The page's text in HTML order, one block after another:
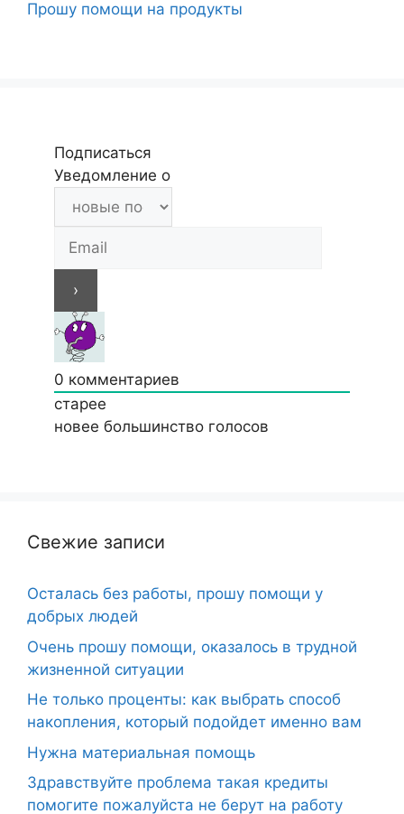
Прошу помощи на продукты
Подписаться
Уведомление о
0 комментариев
старее
новее большинство голосов
Свежие записи
Осталась без работы, прошу помощи у
добрых людей
Очень прошу помощи, оказалось в трудной
жизненной ситуации
Не только проценты: как выбрать способ
накопления, который подойдет именно вам
Нужна материальная помощь
Здравствуйте проблема такая кредиты
помогите пожалуйста не берут на работу